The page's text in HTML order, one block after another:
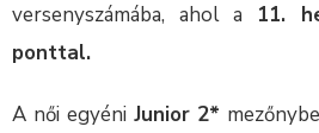
versenyszámába, ahol a 11.
ponttal.
A női egyéni Junior 2*